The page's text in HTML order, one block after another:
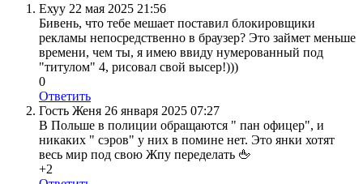
Ехуу 22 мая 2025 21:56
Бивень, что тебе мешает поставил блокировщики
рекламы непосредственно в браузер? Это займет меньше
времени, чем ты, я имею ввиду нумерованный под
"титулом" 4, рисовал свой высер!)))
0
Ответить
Гость Женя 26 января 2025 07:27
В Польше в полиции обращаются " пан офицер", и
никаких " сэров" у них в помине нет. Это янки хотят
весь мир под свою Жпу переделать 🖕
+2